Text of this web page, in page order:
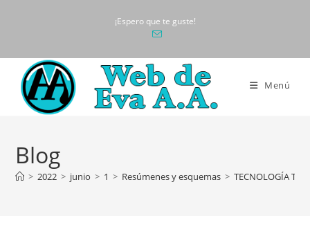
¡Espero que te guste!
Menú
Blog
> 2022 > junio > 1 > Resúmenes y esquemas > TECNOLOGÍA T.3: